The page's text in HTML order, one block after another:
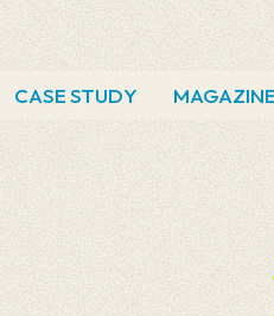
CASE STUDY MAGAZINE